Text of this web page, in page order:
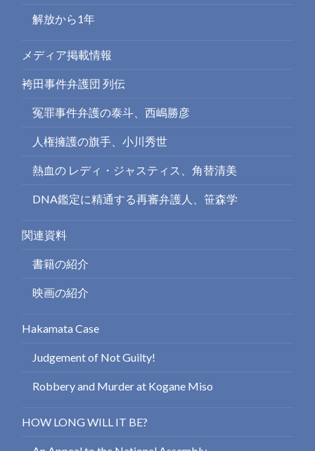
解放から1年
メディア掲載情報
袴田事件弁護団 列伝
冤罪事件弁護の泰斗、西嶋勝彦
人権擁護の旗手、小川秀世
熱血の レディ・ジャスティス、角替清美
DNA鑑定に精通する再審弁護人、笹森学
関連資料
書籍の紹介
映画の紹介
Hakamata Case
Judgement of Not Guilty!
Robbery and Murder at Kogane Miso
HOW LONG WILL IT BE?